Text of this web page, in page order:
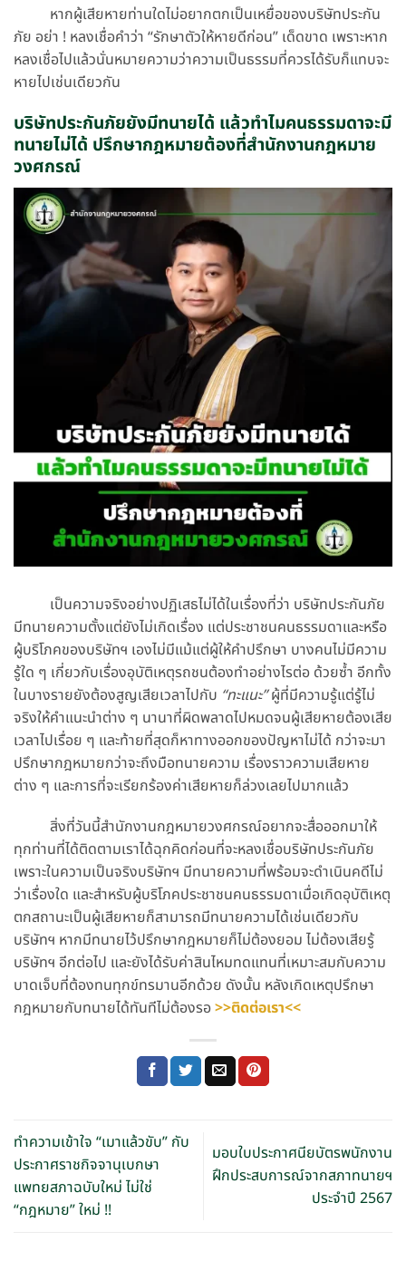
หากผู้เสียหายท่านใดไม่อยากตกเป็นเหยื่อของบริษัทประกัน
ภัย อย่า ! หลงเชื่อคำว่า “รักษาตัวให้หายดีก่อน” เด็ดขาด เพราะหาก
หลงเชื่อไปแล้วนั่นหมายความว่าความเป็นธรรมที่ควรได้รับก็แทบจะ
หายไปเช่นเดียวกัน
บริษัทประกันภัยยังมีทนายได้ แล้วทำไมคนธรรมดาจะมี
ทนายไม่ได้ ปรึกษากฎหมายต้องที่สำนักงานกฎหมาย
วงศกรณ์
เป็นความจริงอย่างปฏิเสธไม่ได้ในเรื่องที่ว่า บริษัทประกันภัย
มีทนายความตั้งแต่ยังไม่เกิดเรื่อง แต่ประชาชนคนธรรมดาและหรือ
ผู้บริโภคของบริษัทฯ เองไม่มีแม้แต่ผู้ให้คำปรึกษา บางคนไม่มีความ
รู้ใด ๆ เกี่ยวกับเรื่องอุบัติเหตุรถชนต้องทำอย่างไรต่อ ด้วยซ้ำ อีกทั้ง
ในบางรายยังต้องสูญเสียเวลาไปกับ “ทะแนะ”ผู้ที่มีความรู้แต่รู้ไม่
จริงให้คำแนะนำต่าง ๆ นานาที่ผิดพลาดไปหมดจนผู้เสียหายต้องเสีย
เวลาไปเรื่อย ๆ และท้ายที่สุดก็หาทางออกของปัญหาไม่ได้ กว่าจะมา
ปรึกษากฎหมายกว่าจะถึงมือทนายความ เรื่องราวความเสียหาย
ต่าง ๆ และการที่จะเรียกร้องค่าเสียหายก็ล่วงเลยไปมากแล้ว
สิ่งที่วันนี้สำนักงานกฎหมายวงศกรณ์อยากจะสื่อออกมาให้
ทุกท่านที่ได้ติดตามเราได้ฉุกคิดก่อนที่จะหลงเชื่อบริษัทประกันภัย
เพราะในความเป็นจริงบริษัทฯ มีทนายความที่พร้อมจะดำเนินคดีไม่
ว่าเรื่องใด และสำหรับผู้บริโภคประชาชนคนธรรมดาเมื่อเกิดอุบัติเหตุ
ตกสถานะเป็นผู้เสียหายก็สามารถมีทนายความได้เช่นเดียวกับ
บริษัทฯ หากมีทนายไว้ปรึกษากฎหมายก็ไม่ต้องยอม ไม่ต้องเสียรู้
บริษัทฯ อีกต่อไป และยังได้รับค่าสินไหมทดแทนที่เหมาะสมกับความ
บาดเจ็บที่ต้องทนทุกข์ทรมานอีกด้วย ดังนั้น หลังเกิดเหตุปรึกษา
กฎหมายกับทนายได้ทันทีไม่ต้องรอ>>ติดต่อเรา<<
ทำความเข้าใจ “เมาแล้วขับ” กับ
ประกาศราชกิจจานุเบกษา
แพทยสภาฉบับใหม่ ไม่ใช่
“กฎหมาย” ใหม่ !!
มอบใบประกาศนียบัตรพนักงาน
ฝึกประสบการณ์จากสภาทนายฯ
ประจำปี 2567